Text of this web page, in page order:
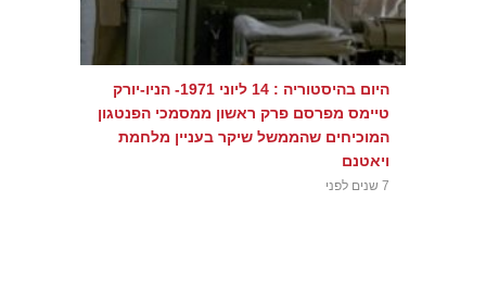
היום בהיסטוריה : 14 ליוני 1971- הניו-יורק
טיימס מפרסם פרק ראשון ממסמכי הפנטגון
המוכיחים שהממשל שיקר בעניין מלחמת
ויאטנם
7 שנים לפני